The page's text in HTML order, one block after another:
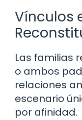
Vínculos
Las familias
o ambos
relaciones
escenario
por afinidad.